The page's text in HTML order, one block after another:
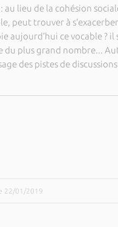
au lieu de la cohésion
peut trouver à
aujourd’hui ce vocable ? il
du plus grand nombre...
des pistes de
22/01/2019